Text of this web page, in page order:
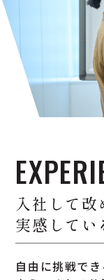
入社して改
実感してい
自由に挑戦で